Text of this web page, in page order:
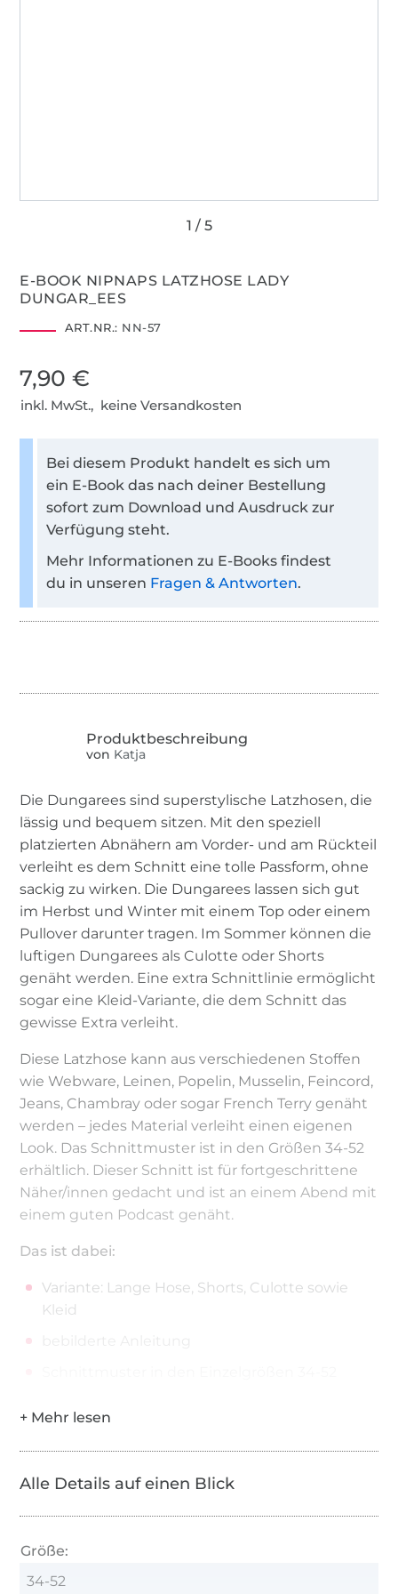
E-BOOK NIPNAPS LATZHOSE LADY
DUNGAR_EES
ART.NR.: NN-57
7,90 €
inkl. MwSt., keine Versandkosten
Bei diesem Produkt handelt es sich um
ein E-Book das nach deiner Bestellung
sofort zum Download und Ausdruck zur
Verfügung steht.
Mehr Informationen zu E-Books findest
du in unseren Fragen & Antworten.
von Katja
Die Dungarees sind superstylische Latzhosen, die
lässig und bequem sitzen. Mit den speziell
platzierten Abnähern am Vorder- und am Rückteil
verleiht es dem Schnitt eine tolle Passform, ohne
sackig zu wirken. Die Dungarees lassen sich gut
im Herbst und Winter mit einem Top oder einem
Pullover darunter tragen. Im Sommer können die
luftigen Dungarees als Culotte oder Shorts
genäht werden. Eine extra Schnittlinie ermöglicht
sogar eine Kleid-Variante, die dem Schnitt das
gewisse Extra verleiht.
Diese Latzhose kann aus verschiedenen Stoffen
wie Webware, Leinen, Popelin, Musselin, Feincord,
Jeans, Chambray oder sogar French Terry genäht
werden – jedes Material verleiht einen eigenen
Look. Das Schnittmuster ist in den Größen 34-52
erhältlich. Dieser Schnitt ist für fortgeschrittene
Näher/innen gedacht und ist an einem Abend mit
einem guten Podcast genäht.
Das ist dabei:
Variante: Lange Hose, Shorts, Culotte sowie
Kleid
Du benötigst:
Alle Details auf einen Blick
Größe:
34-52